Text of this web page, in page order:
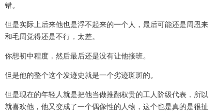
错。
但是实际上后来他也是浮不起来的一个人，最后可能还是周恩来
和毛周觉得还是不行，太差。
你想初中程度，然后最后还是没有让他接班。
但是他的整个这个发迹史就是一个劣迹斑斑的。
但是现在的年轻人就是把他当做推翻权贵的工人阶级代表，所以
就喜欢他，他又变成了一个偶像性的人物，这个也是真的是很扯